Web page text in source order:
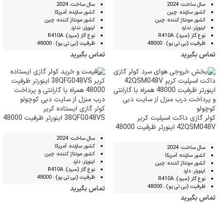
سال ساخت: 2024
کشور سازنده: چین
کشور مونتاژ کننده: چین
اینورتر: ندارد
نوع گاز (مبرد): R410A
ظرفیت (بی تی یو) : 48000
تماس بگیرید
سال ساخت: 2024
کشور سازنده: آمریکا
کشور مونتاژ کننده: چین
اینورتر: ندارد
نوع گاز (مبرد): R410A
ظرفیت (بی تی یو) : 48000
تماس بگیرید
کولر گازی داکت اسپلیت کریر
42QSM048V اینورتر ظرفیت 48000
سال ساخت: 2024
کشور سازنده: آمریکا
کشور مونتاژ کننده: چین
اینورتر: دارد
نوع گاز (مبرد): R410A
ظرفیت (بی تی یو) : 48000
تماس بگیرید
کولر گازی ایستاده کریر
38QFG048VS اینورتر ظرفیت 48000
سال ساخت: 2024
کشور سازنده: آمریکا
کشور مونتاژ کننده: چین
اینورتر: دارد
نوع گاز (مبرد): R410A
ظرفیت (بی تی یو) : 48000
تماس بگیرید